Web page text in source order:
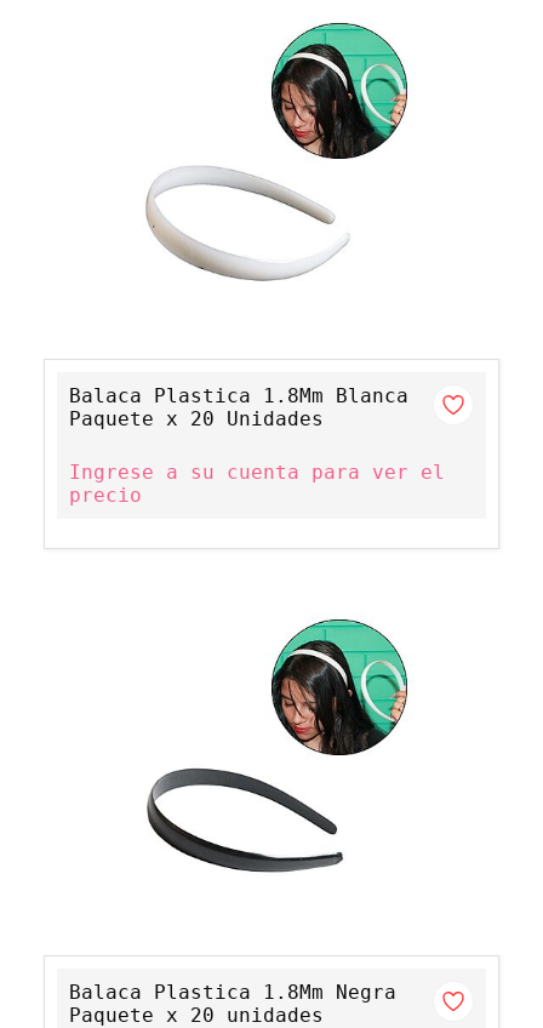
Balaca Plastica 1.8Mm Blanca
Paquete x 20 Unidades
Ingrese a su cuenta para ver el
precio
Balaca Plastica 1.8Mm Negra
Paquete x 20 unidades